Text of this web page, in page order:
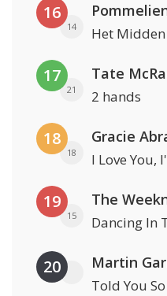
16
14 Het Midden
17
21
Tate
2 hands
18
18
Gracie
I Love You,
19
15
The
Dancing In
20 Martin
Told You So